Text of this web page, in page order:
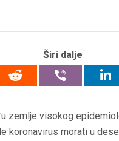
Širi dalje
zemlje visokog
koronavirus morati u